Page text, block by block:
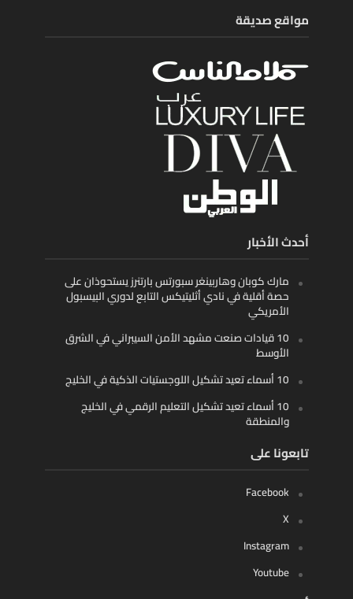
مواقع صديقة
أحدث الأخبار
مارك كوبان وهاربينغر سبورتس بارتنرز يستحوذان على
حصة أقلية في نادي أثليتيكس التابع لدوري البيسبول
الأمريكي
10 قيادات صنعت مشهد الأمن السيبراني في الشرق
الأوسط
10 أسماء تعيد تشكيل اللوجستيات الذكية في الخليج
10 أسماء تعيد تشكيل التعليم الرقمي في الخليج
والمنطقة
تابعونا على
Facebook
X
Instagram
Youtube